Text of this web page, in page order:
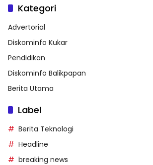
Kategori
Advertorial
Diskominfo Kukar
Pendidikan
Diskominfo Balikpapan
Berita Utama
Label
Berita Teknologi
Headline
breaking news